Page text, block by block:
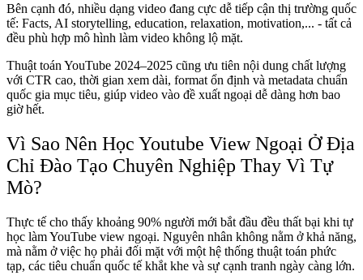
Bên cạnh đó, nhiều dạng video đang cực dễ tiếp cận thị trường quốc
tế: Facts, AI storytelling, education, relaxation, motivation,... - tất cả
đều phù hợp mô hình làm video không lộ mặt.
Thuật toán YouTube 2024–2025 cũng ưu tiên nội dung chất lượng
với CTR cao, thời gian xem dài, format ổn định và metadata chuẩn
quốc gia mục tiêu, giúp video vào đề xuất ngoại dễ dàng hơn bao
giờ hết.
Vì Sao Nên Học Youtube View Ngoại Ở Địa
Chỉ Đào Tạo Chuyên Nghiệp Thay Vì Tự
Mò?
Thực tế cho thấy khoảng 90% người mới bắt đầu đều thất bại khi tự
học làm YouTube view ngoại. Nguyên nhân không nằm ở khả năng,
mà nằm ở việc họ phải đối mặt với một hệ thống thuật toán phức
tạp, các tiêu chuẩn quốc tế khắt khe và sự cạnh tranh ngày càng lớn.